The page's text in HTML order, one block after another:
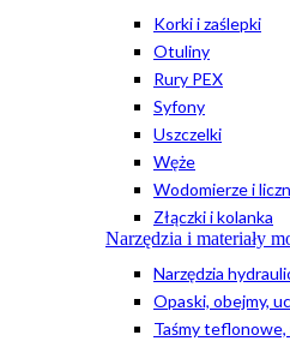
Korki i zaślepki
Otuliny
Rury PEX
Syfony
Uszczelki
Węże
Wodomierze i
Złączki i kolanka
Narzędzia i materiały
Narzędzia
Opaski, obejmy,
Taśmy teflonowe,